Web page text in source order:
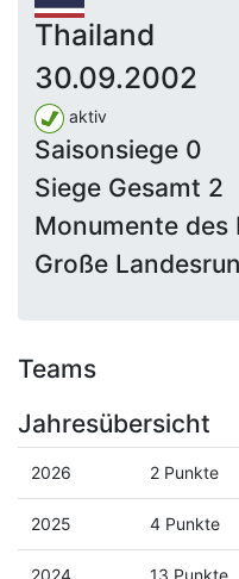
Thailand
30.09.2002
aktiv
Saisonsiege 0
Siege Gesamt 2
Monumente des
Große
Teams
Jahresübersicht
2026 2 Punkte
2025 4 Punkte